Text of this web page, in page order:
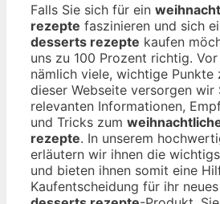
Falls Sie sich für ein
rezepte faszinieren und sich
desserts rezepte kaufen
uns zu 100 Prozent richtig.
nämlich viele, wichtige Punkte
dieser Webseite versorgen wir
relevanten Informationen,
und Tricks zum
rezepte. In unserem
erläutern wir ihnen die
und bieten ihnen somit eine
Kaufentscheidung für ihr neues